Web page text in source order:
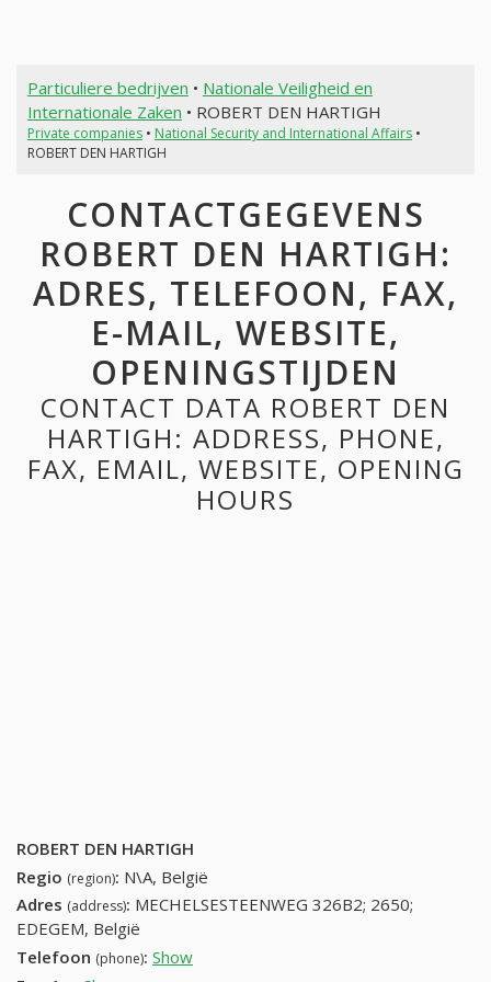
Particuliere bedrijven • Nationale Veiligheid en
Internationale Zaken • ROBERT DEN HARTIGH
Private companies• National Security and International Affairs•
ROBERT DEN HARTIGH
CONTACTGEGEVENS
ROBERT DEN HARTIGH:
ADRES, TELEFOON, FAX,
E-MAIL, WEBSITE,
OPENINGSTIJDEN
CONTACT DATA ROBERT DEN
HARTIGH: ADDRESS, PHONE,
FAX, EMAIL, WEBSITE, OPENING
HOURS
ROBERT DEN HARTIGH
Regio (region): N\A, België
Adres (address): MECHELSESTEENWEG 326B2; 2650;
EDEGEM, België
Telefoon (phone): Show